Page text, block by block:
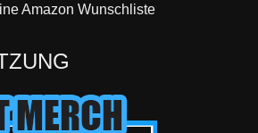
Amazon Wunschliste